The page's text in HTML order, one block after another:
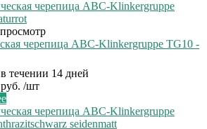
черепица ABC-Klinkergruppe TG10 -
течении 14 дней
/шт